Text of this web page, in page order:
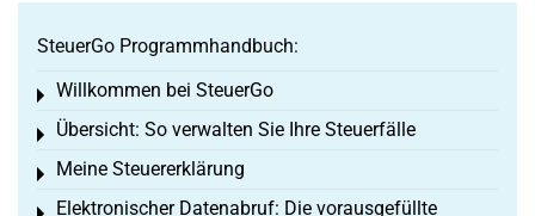
SteuerGo Programmhandbuch:
Willkommen bei SteuerGo
Toggle menu
Übersicht: So verwalten Sie Ihre Steuerfälle
Toggle menu
Meine Steuererklärung
Toggle menu
Elektronischer Datenabruf: Die vorausgefüllte